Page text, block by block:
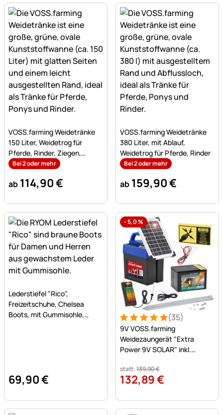
VOSS.farming Weidetränke
150 Liter, Weidetrog für
Pferde, Rinder, Ziegen,
Schafe
Bei 2 oder mehr
ab 114,90€
VOSS.farming Weidetränke
380 Liter, mit Ablauf,
Weidetrog für Pferde, Rinder
Bei 2 oder mehr
ab 159,90€
Noch keine Bewertungen abgegeben
Lederstiefel "Rico",
Freizeitschuhe, Chelsea
Boots, mit Gummisohle,
69,90€
-5,0%
Bewertung: 5 von 5 (35
35 Bewertungen
(35)
9V VOSS.farming
Weidezaungerät "Extra
Power 9V SOLAR" inkl.
statt:139,90€
132,89€